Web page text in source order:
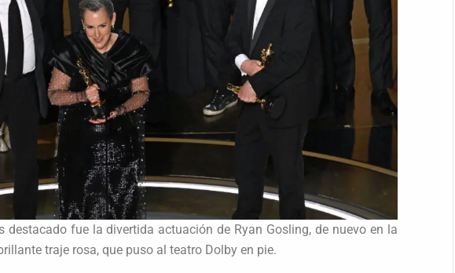
destacado fue la divertida actuación de Ryan Gosling, de nuevo en la
traje rosa, que puso al teatro Dolby en pie.